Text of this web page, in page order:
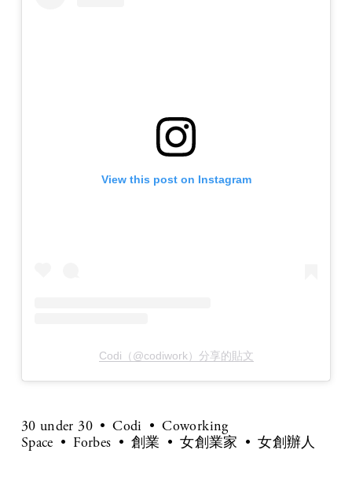
View this post on Instagram
Codi（@codiwork）分享的貼文
30 under 30 Codi
Coworking
Space
Forbes 創業 女創業家 女創辦人